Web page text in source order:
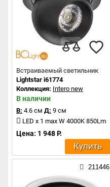
Встраиваемый светильник
Lightstar i61774
Коллекция: Intero new
В наличии
В: 4.6 см Д: 9 см
LED x 1 max W 4000K 850Lm
Цена: 1 948 Р.
Купить
211446